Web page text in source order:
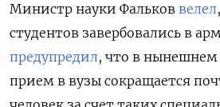
Министр науки Фальков велел
студентов завербовались в
предупредил, что в нынешнем
прием в вузы сокращается